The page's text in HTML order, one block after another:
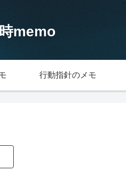
memo
行動指針のメモ